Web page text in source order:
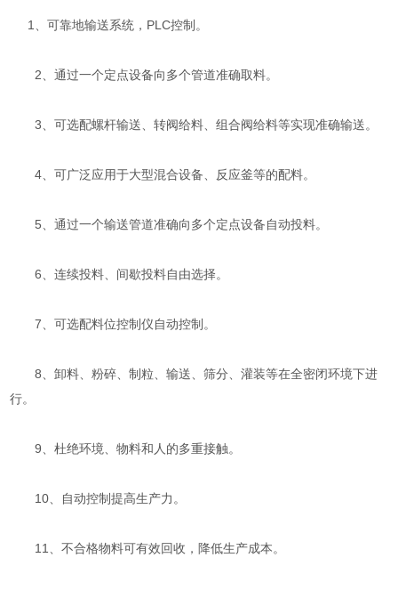
1、可靠地输送系统，PLC控制。
2、通过一个定点设备向多个管道准确取料。
3、可选配螺杆输送、转阀给料、组合阀给料等实现准确输送。
4、可广泛应用于大型混合设备、反应釜等的配料。
5、通过一个输送管道准确向多个定点设备自动投料。
6、连续投料、间歇投料自由选择。
7、可选配料位控制仪自动控制。
8、卸料、粉碎、制粒、输送、筛分、灌装等在全密闭环境下进
行。
9、杜绝环境、物料和人的多重接触。
10、自动控制提高生产力。
11、不合格物料可有效回收，降低生产成本。